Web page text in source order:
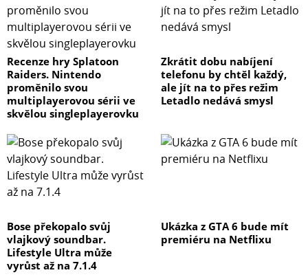
Recenze hry Splatoon
Raiders. Nintendo
proměnilo svou
multiplayerovou sérii ve
skvělou singleplayerovku
Zkrátit dobu nabíjení
telefonu by chtěl každý,
ale jít na to přes režim
Letadlo nedává smysl
Bose překopalo svůj
vlajkový soundbar.
Lifestyle Ultra může
vyrůst až na 7.1.4
Ukázka z GTA 6 bude mít
premiéru na Netflixu